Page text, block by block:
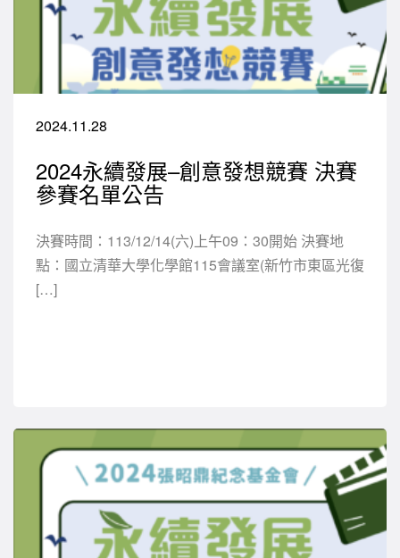
2024.11.28
2024永續發展–創意發想競賽 決賽
參賽名單公告
決賽時間：113/12/14(六)上午09：30開始 決賽地
點：國立清華大學化學館115會議室(新竹市東區光復
[…]